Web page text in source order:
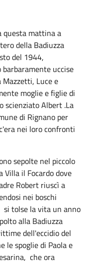
questa mattina a
della Badiuzza
del 1944,
uccise
Luce e
moglie e figlie di
scienziato Albert .La
di Rignano per
nei loro confronti
sepolte nel piccolo
Villa il Focardo dove
Robert riuscì a
nei boschi
si tolse la vita un anno
alla Badiuzza
dell'eccidio del
le spoglie di Paola e
che ora